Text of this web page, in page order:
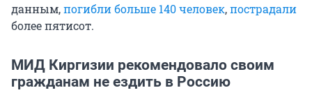
данным,погибли больше 140 человек,пострадали
более пятисот.
МИД Киргизии рекомендовало своим
гражданам не ездить в Россию